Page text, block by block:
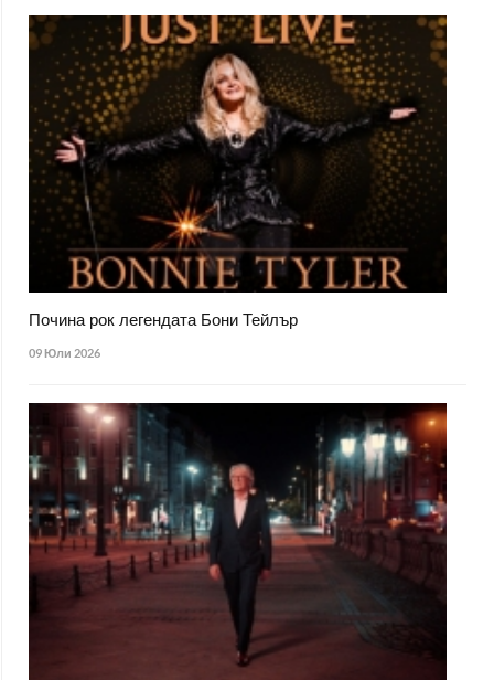
Почина рок легендата Бони Тейлър
09 Юли 2026